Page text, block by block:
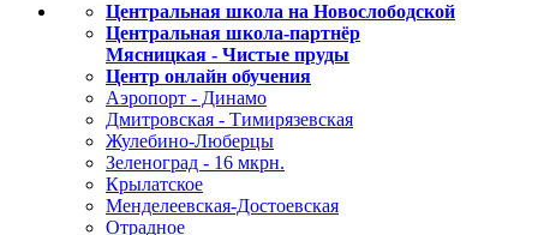
Центральная школа на Новослободской
Центральная школа-партнёр
Мясницкая - Чистые пруды
Центр онлайн обучения
Аэропорт - Динамо
Дмитровская - Тимирязевская
Жулебино-Люберцы
Зеленоград - 16 мкрн.
Крылатское
Менделеевская-Достоевская
Отрадное